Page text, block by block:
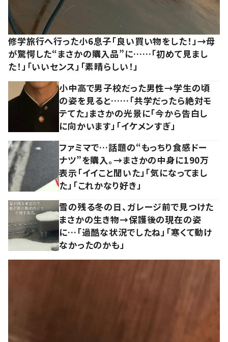
修学旅行へ行った小6息子「良い買い物をした！」→母
が驚愕した“まさかの購入品”に……「初めて見まし
た！」「いいセンス」「素晴らしい！」
小中高で男子校だった男性→学生の頃
の姿を見ると……「共学だったら絶対モ
テてた」まさかの光景に「今から告白し
に向かいます」「イケメンすぎ」
ファミマで…話題の“もっちり食感ドー
ナツ”を購入。→まさかの中身に190万
表示「イイこと聞いた」「気になってまし
た」「これかなり好き」
雪の残る冬の日、ガレージ前で見つけた
まさかの生き物→保護後の現在の姿
に…「過酷な状況でしたね」「寒くて動け
なかったのかも」